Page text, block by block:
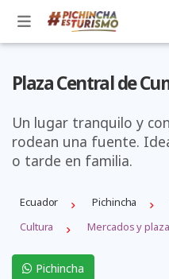
Plaza Central de
Un lugar tranquilo y
rodean una fuente.
o tarde en familia.
Ecuador Pichincha
Cultura
Mercados y
Pichincha